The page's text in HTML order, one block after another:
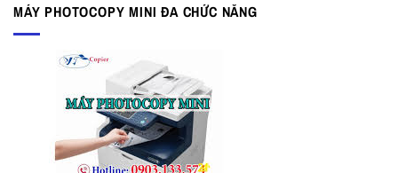
MÁY PHOTOCOPY MINI ĐA CHỨC NĂNG